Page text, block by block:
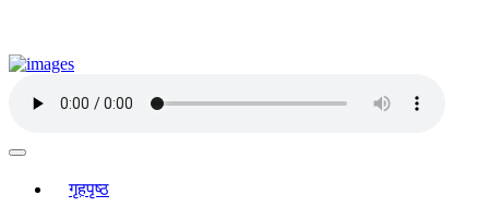
गृहपृष्ठ